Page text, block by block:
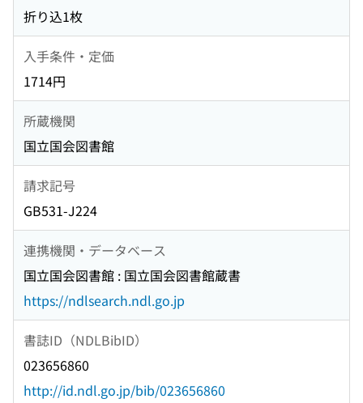
折り込1枚
入手条件・定価
1714円
所蔵機関
国立国会図書館
請求記号
GB531-J224
連携機関・データベース
国立国会図書館 : 国立国会図書館蔵書
https://ndlsearch.ndl.go.jp
書誌ID（NDLBibID）
023656860
http://id.ndl.go.jp/bib/023656860